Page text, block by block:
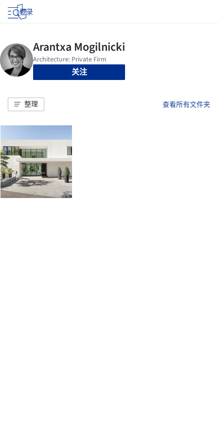
登录
关注
整理 查看所有文件夹